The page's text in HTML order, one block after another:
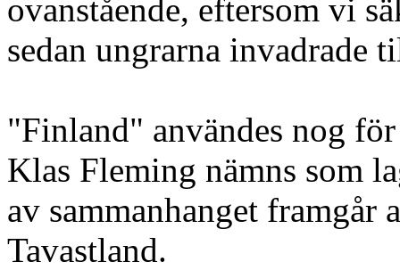
ovanstående, eftersom vi
sedan ungrarna invadrade
"Finland" användes nog
Klas Fleming nämns som
av sammanhanget framgår
Tavastland.